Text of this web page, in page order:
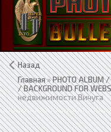
Назад
Главная»PHOTO ALBUM
/ BACKGROUND FOR
недвижимости Вичуга